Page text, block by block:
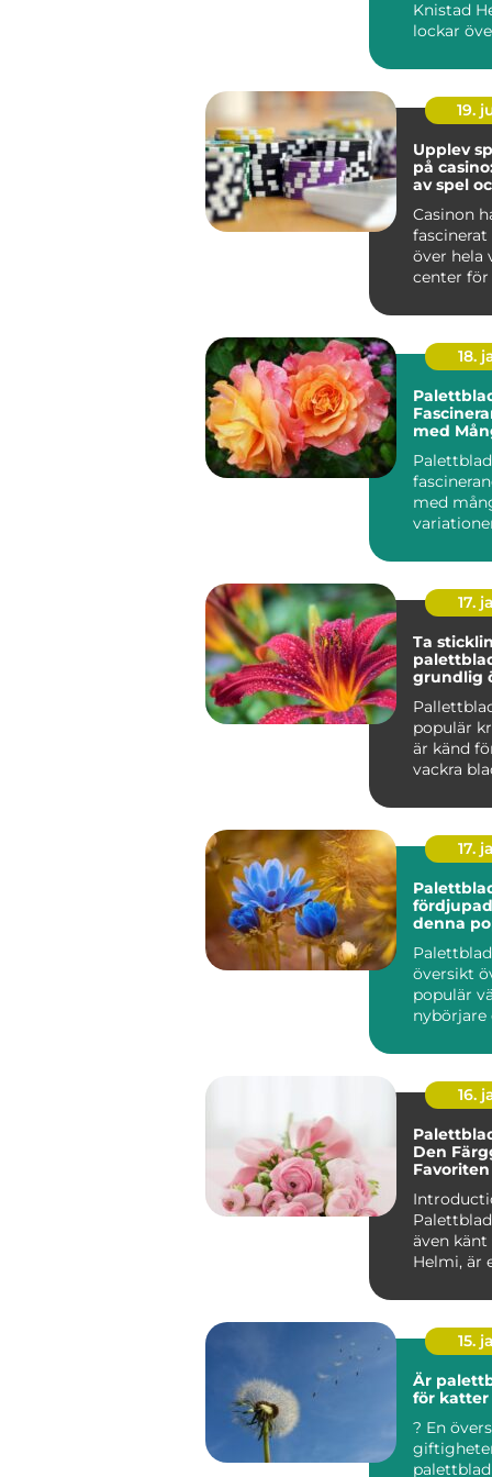
Knistad
lockar
19.
Upplev
på
av spel
Casinon
över hela
center för
18.
med
med
17.
Ta
grundlig
populär
är känd
vackra
Att ...
17.
denna
översikt
populär
nybörjare
16.
Den
även känt
Helmi, är
som har...
15.
Är
för katter
? En översikt över